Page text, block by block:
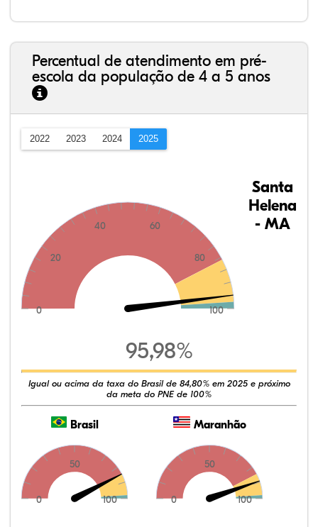
Percentual de atendimento em pré-
escola da população de 4 a 5 anos
2022 2023 2024 2025
0
20
40 60
80
100
Santa
Helena
- MA
95,98%
Igual ou acima da taxa do Brasil de 84,80% em 2025 e próximo
da meta do PNE de 100%
Brasil
0
50
100
Maranhão
0
50
100